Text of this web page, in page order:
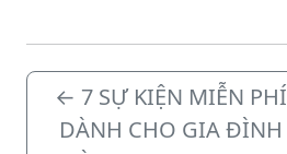
← 7 SỰ KIỆN MIỄN PHÍ
DÀNH CHO GIA ĐÌNH